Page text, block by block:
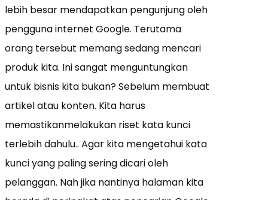
lebih besar mendapatkan pengunjung oleh
pengguna internet Google. Terutama
orang tersebut memang sedang mencari
produk kita. Ini sangat menguntungkan
untuk bisnis kita bukan? Sebelum membuat
artikel atau konten. Kita harus
memastikanmelakukan riset kata kunci
terlebih dahulu.. Agar kita mengetahui kata
kunci yang paling sering dicari oleh
pelanggan. Nah jika nantinya halaman kita